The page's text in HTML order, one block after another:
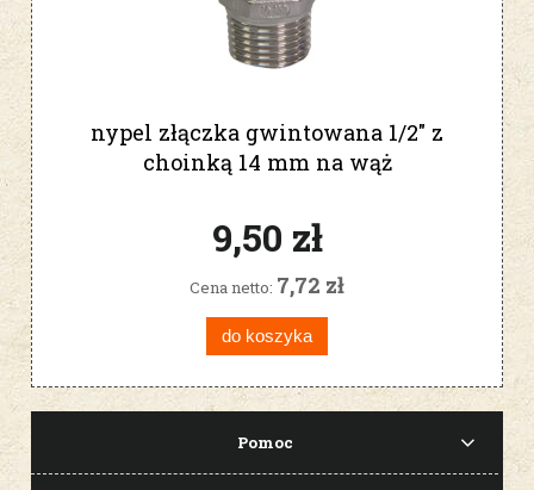
nypel złączka gwintowana 1/2" z
choinką 14 mm na wąż
9,50 zł
Cena netto: 7,72 zł
do koszyka
Pomoc